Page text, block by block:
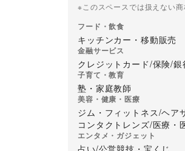
※このスペースでは扱えない商
フード・飲食
キッチンカー・移動販売
金融サービス
クレジットカード/保険/銀
子育て・教育
塾・家庭教師
美容・健康・医療
ジム・フィットネス/ヘア
コンタクトレンズ/医療・
エンタメ・ガジェット